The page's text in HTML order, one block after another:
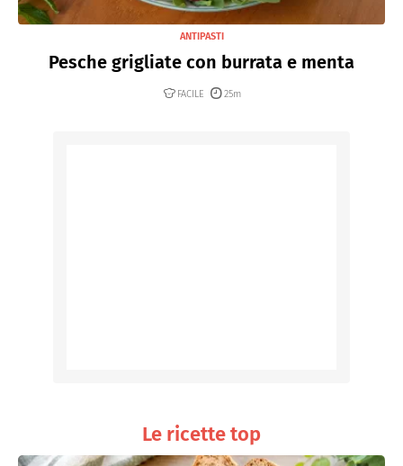
ANTIPASTI
Pesche grigliate con burrata e menta
FACILE 25m
Le ricette top